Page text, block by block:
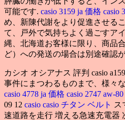
可能です. casio 3159 ja 価格 casio
め、新陳代謝をより促進させる
て、戸外で気持ちよく過ごすア
縄、北海道お客様に限り、商品
ど）への発送の場合は別途確認
カシオ オシアナス 評判 casio a159
事件にまつわるものまで、様々
casio 4778 ja 価格 casio 2747 aw-80
09 12 casio casio チタン ベルト ス
速道路を走行 増える急速充電器